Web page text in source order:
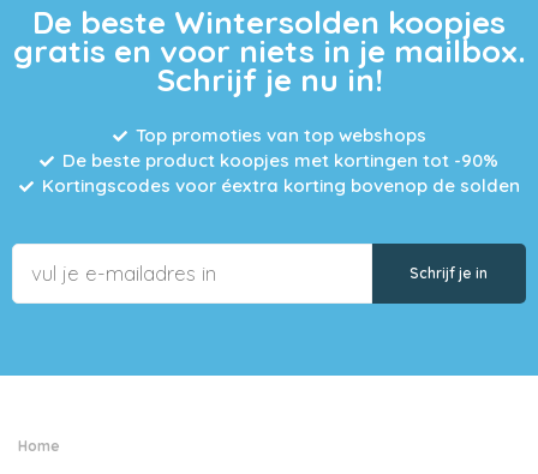
De beste Wintersolden koopjes
gratis en voor niets in je mailbox.
Schrijf je nu in!
Top promoties van top webshops
De beste product koopjes met kortingen tot -90%
Kortingscodes voor éextra korting bovenop de solden
Home